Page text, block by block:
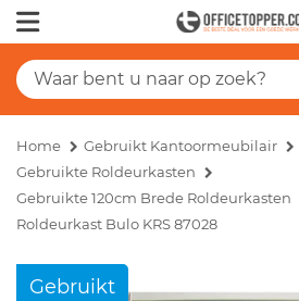
Home Gebruikt Kantoormeubilair
Gebruikte Roldeurkasten
Gebruikte 120cm Brede Roldeurkasten
Roldeurkast Bulo KRS 87028
Gebruikt